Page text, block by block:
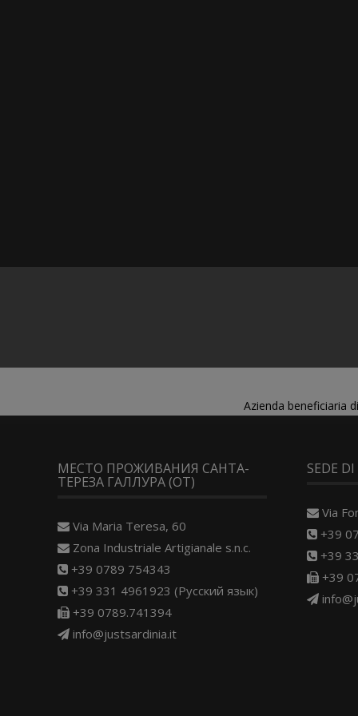
Azienda beneficiaria
МЕСТО ПРОЖИВАНИЯ САНТА-
ТЕРЕЗА ГАЛЛУРА (OT)
Via Maria Teresa, 60
Zona Industriale Artigianale s.n.c.
+39 0789 754343
+39 331 4961923 (Русский язык)
+39 0789.741394
info@justsardinia.it
SEDE
Via
+39
+39
+39